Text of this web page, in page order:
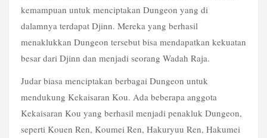
kemampuan untuk menciptakan Dungeon yang di
dalamnya terdapat Djinn. Mereka yang berhasil
menaklukkan Dungeon tersebut bisa mendapatkan kekuatan
besar dari Djinn dan menjadi seorang Wadah Raja.
Judar biasa menciptakan berbagai Dungeon untuk
mendukung Kekaisaran Kou. Ada beberapa anggota
Kekaisaran Kou yang berhasil menjadi penakluk Dungeon,
seperti Kouen Ren, Koumei Ren, Hakuryuu Ren, Hakumei